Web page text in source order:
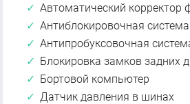
Автоматический корректор
Антиблокировочная система
Антипробуксовочная
Блокировка замков задних
Бортовой компьютер
Датчик давления в шинах